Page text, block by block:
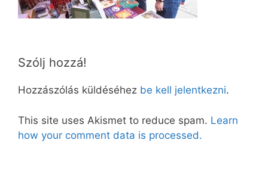
Szólj hozzá!
Hozzászólás küldéséhez be kell jelentkezni.
This site uses Akismet to reduce spam. Learn
how your comment data is processed.